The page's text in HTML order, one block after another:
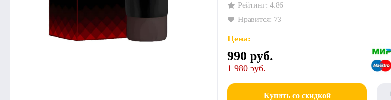
Рейтинг: 4.86
Нравится: 73
Цена:
990 руб.
1 980 руб.
Купить со скидкой